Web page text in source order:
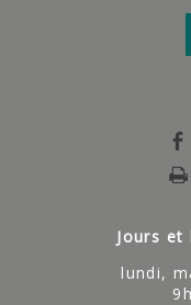
Jours
lundi,